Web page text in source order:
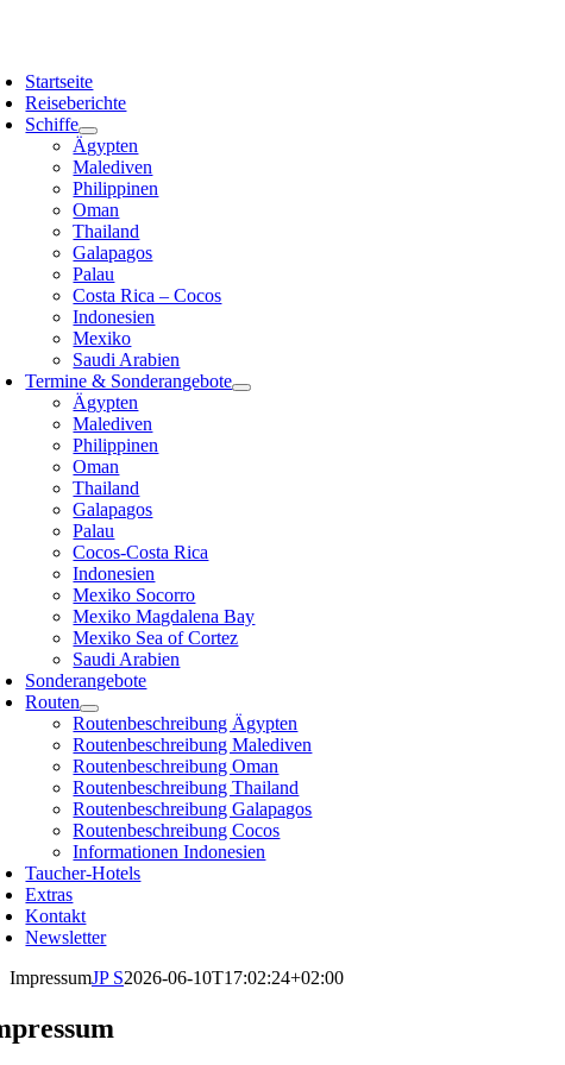
Startseite
Reiseberichte
Schiffe
Ägypten
Malediven
Philippinen
Oman
Thailand
Galapagos
Palau
Costa Rica – Cocos
Indonesien
Mexiko
Saudi Arabien
Termine & Sonderangebote
Ägypten
Malediven
Philippinen
Oman
Thailand
Galapagos
Palau
Cocos-Costa Rica
Indonesien
Mexiko Socorro
Mexiko Magdalena Bay
Mexiko Sea of Cortez
Saudi Arabien
Sonderangebote
Routen
Routenbeschreibung Ägypten
Routenbeschreibung Malediven
Routenbeschreibung Oman
Routenbeschreibung Thailand
Routenbeschreibung Galapagos
Routenbeschreibung Cocos
Informationen Indonesien
Taucher-Hotels
Extras
Kontakt
Newsletter
ImpressumJP S2026-06-10T17:02:24+02:00